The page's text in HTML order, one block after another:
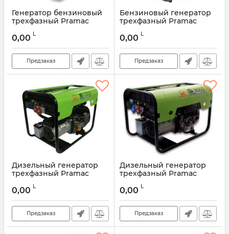
Генератор бензиновый
трехфазный Pramac
IPP
0,00 L
Предзаказ
Бензиновый генератор
трехфазный Pramac
0,00 L
Предзаказ
Дизельный генератор
трехфазный Pramac
0,00 L
Предзаказ
Дизельный генератор
трехфазный Pramac
0,00 L
Предзаказ